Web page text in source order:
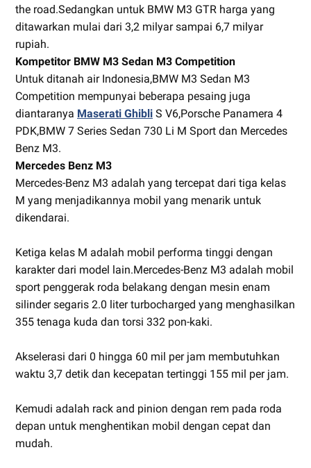
the road.Sedangkan untuk BMW M3 GTR harga yang
ditawarkan mulai dari 3,2 milyar sampai 6,7 milyar
rupiah.
Kompetitor BMW M3 Sedan M3 Competition
Untuk ditanah air Indonesia,BMW M3 Sedan M3
Competition mempunyai beberapa pesaing juga
diantaranya Maserati Ghibli S V6,Porsche Panamera 4
PDK,BMW 7 Series Sedan 730 Li M Sport dan Mercedes
Benz M3.
Mercedes Benz M3
Mercedes-Benz M3 adalah yang tercepat dari tiga kelas
M yang menjadikannya mobil yang menarik untuk
dikendarai.
Ketiga kelas M adalah mobil performa tinggi dengan
karakter dari model lain.Mercedes-Benz M3 adalah mobil
sport penggerak roda belakang dengan mesin enam
silinder segaris 2.0 liter turbocharged yang menghasilkan
355 tenaga kuda dan torsi 332 pon-kaki.
Akselerasi dari 0 hingga 60 mil per jam membutuhkan
waktu 3,7 detik dan kecepatan tertinggi 155 mil per jam.
Kemudi adalah rack and pinion dengan rem pada roda
depan untuk menghentikan mobil dengan cepat dan
mudah.